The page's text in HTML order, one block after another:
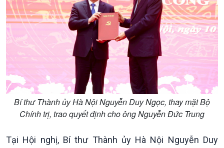
Bí thư Thành ủy Hà Nội Nguyễn Duy Ngọc, thay mặt Bộ
Chính trị, trao quyết định cho ông Nguyễn Đức Trung
Tại Hội nghị, Bí thư Thành ủy Hà Nội Nguyễn Duy